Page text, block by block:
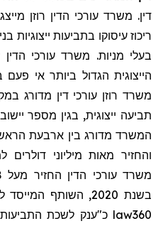
דין. משרד עורכי הדין רוזן
ריכוז עיסוקו בתביעות ייצוגיות
בעלי מניות. משרד עורכי
הייצוגית הגדול ביותר אי
משרד רוזן עורכי דין מדורג
משרד עורכי הדין החזיר מעל
בשנת 2020, השותף המייסד לורנס רוזן הוכרז על ידי חברת
law360 כ"ענק לשכת התביעות